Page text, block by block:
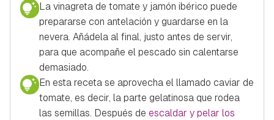
La vinagreta de tomate y jamón ibérico puede
prepararse con antelación y guardarse en la
nevera. Añádela al final, justo antes de servir,
para que acompañe el pescado sin calentarse
demasiado.
En esta receta se aprovecha el llamado caviar de
tomate, es decir, la parte gelatinosa que rodea
las semillas. Después de escaldar y pelar los